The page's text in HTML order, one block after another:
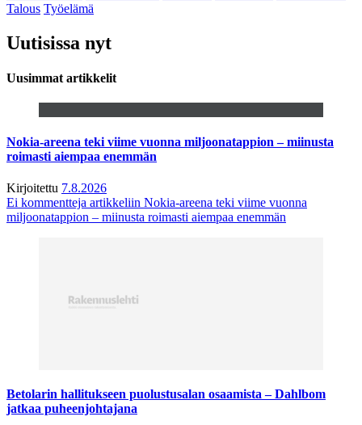
Talous Työelämä
Uutisissa nyt
Uusimmat artikkelit
Nokia-areena teki viime vuonna miljoonatappion – miinusta
roimasti aiempaa enemmän
Kirjoitettu 7.8.2026
Ei kommentteja artikkeliin Nokia-areena teki viime vuonna
miljoonatappion – miinusta roimasti aiempaa enemmän
Betolarin hallitukseen puolustusalan osaamista – Dahlbom
jatkaa puheenjohtajana